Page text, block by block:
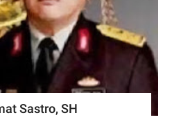
Sastro, SH